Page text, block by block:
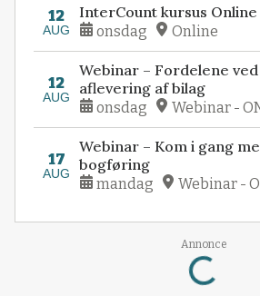
12
AUG
InterCount kursus Online
onsdag Online
12
AUG
Webinar – Fordelene
aflevering af bilag
onsdag Webinar -
17
AUG
Webinar – Kom i gang
bogføring
mandag Webinar -
Annonce
Loading...